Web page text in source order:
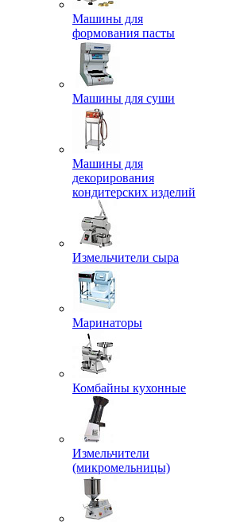
Машины для
формования пасты
Машины для суши
Машины для
декорирования
кондитерских изделий
Измельчители сыра
Маринаторы
Комбайны кухонные
Измельчители
(микромельницы)